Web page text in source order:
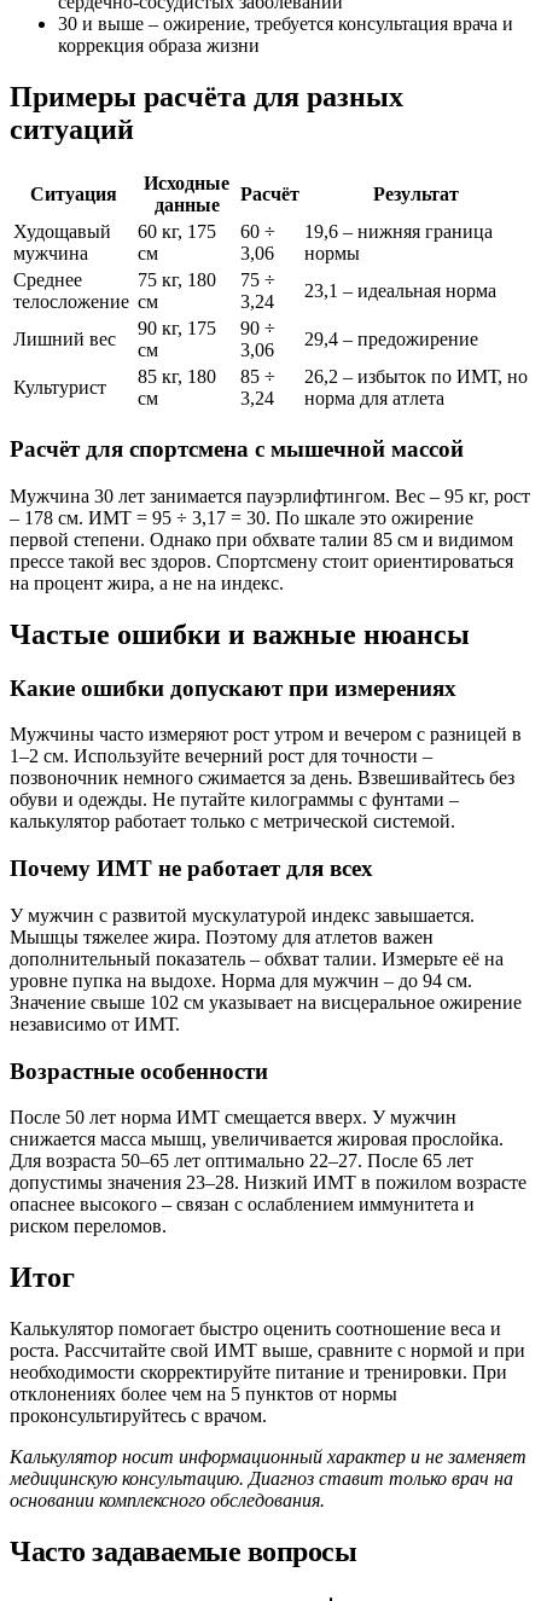
30 и выше – ожирение, требуется консультация врача и
коррекция образа жизни
Примеры расчёта для разных
ситуаций
Ситуация
Исходные
данные
Расчёт
Результат
Худощавый
мужчина
60 кг, 175
см
60 ÷
3,06
19,6 – нижняя граница
нормы
Среднее
телосложение
75 кг, 180
см
75 ÷
3,24
23,1 – идеальная норма
Лишний вес
90 кг, 175
см
90 ÷
3,06
29,4 – предожирение
Культурист
85 кг, 180
см
85 ÷
3,24
26,2 – избыток по ИМТ, но
норма для атлета
Расчёт для спортсмена с мышечной массой
Мужчина 30 лет занимается пауэрлифтингом. Вес – 95 кг, рост
– 178 см. ИМТ = 95 ÷ 3,17 = 30. По шкале это ожирение
первой степени. Однако при обхвате талии 85 см и видимом
прессе такой вес здоров. Спортсмену стоит ориентироваться
на процент жира, а не на индекс.
Частые ошибки и важные нюансы
Какие ошибки допускают при измерениях
Мужчины часто измеряют рост утром и вечером с разницей в
1–2 см. Используйте вечерний рост для точности –
позвоночник немного сжимается за день. Взвешивайтесь без
обуви и одежды. Не путайте килограммы с фунтами –
калькулятор работает только с метрической системой.
Почему ИМТ не работает для всех
У мужчин с развитой мускулатурой индекс завышается.
Мышцы тяжелее жира. Поэтому для атлетов важен
дополнительный показатель – обхват талии. Измерьте её на
уровне пупка на выдохе. Норма для мужчин – до 94 см.
Значение свыше 102 см указывает на висцеральное ожирение
независимо от ИМТ.
Возрастные особенности
После 50 лет норма ИМТ смещается вверх. У мужчин
снижается масса мышц, увеличивается жировая прослойка.
Для возраста 50–65 лет оптимально 22–27. После 65 лет
допустимы значения 23–28. Низкий ИМТ в пожилом возрасте
опаснее высокого – связан с ослаблением иммунитета и
риском переломов.
Итог
Калькулятор помогает быстро оценить соотношение веса и
роста. Рассчитайте свой ИМТ выше, сравните с нормой и при
необходимости скорректируйте питание и тренировки. При
отклонениях более чем на 5 пунктов от нормы
проконсультируйтесь с врачом.
Калькулятор носит информационный характер и не заменяет
медицинскую консультацию. Диагноз ставит только врач на
основании комплексного обследования.
Часто задаваемые вопросы